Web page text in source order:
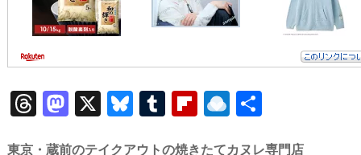
T
M X
Bl T
Fl R
東京・蔵前のテイクアウトの焼きたてカヌレ専門店